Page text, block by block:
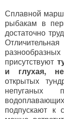
Сплавной
рыбакам в
достаточно
присутствуют
и глухая,
открытых
непуганых
подпускают к